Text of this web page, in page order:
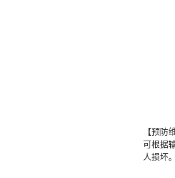
【预防
可根据
人损坏